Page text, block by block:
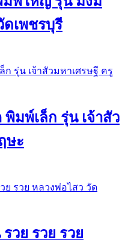
เพชรบุรี
มพ์เล็ก รุ่น เจ้าสัว
ษะ
วย รวย รวย